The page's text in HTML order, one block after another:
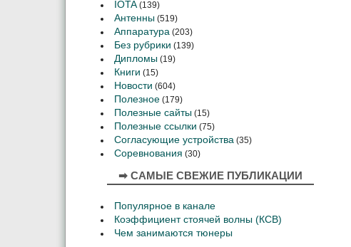
IOTA (139)
Антенны (519)
Аппаратура (203)
Без рубрики (139)
Дипломы (19)
Книги (15)
Новости (604)
Полезное (179)
Полезные сайты (15)
Полезные ссылки (75)
Согласующие устройства (35)
Соревнования (30)
➡ САМЫЕ СВЕЖИЕ ПУБЛИКАЦИИ
Популярное в канале
Коэффициент стоячей волны (КСВ)
Чем занимаются тюнеры